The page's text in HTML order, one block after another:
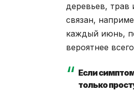
деревьев, трав
связан,
каждый июнь,
вероятнее
Если
только